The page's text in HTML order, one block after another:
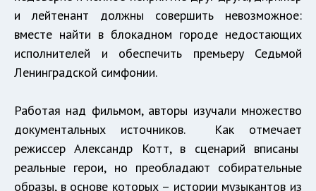
и лейтенант должны совершить невозможное:
вместе найти в блокадном городе недостающих
исполнителей и обеспечить премьеру Седьмой
Ленинградской симфонии.
Работая над фильмом, авторы изучали множество
документальных источников.
Как отмечает
режиссер Александр Котт, в сценарий вписаны
реальные герои, но преобладают собирательные
образы, в основе которых – истории музыкантов из